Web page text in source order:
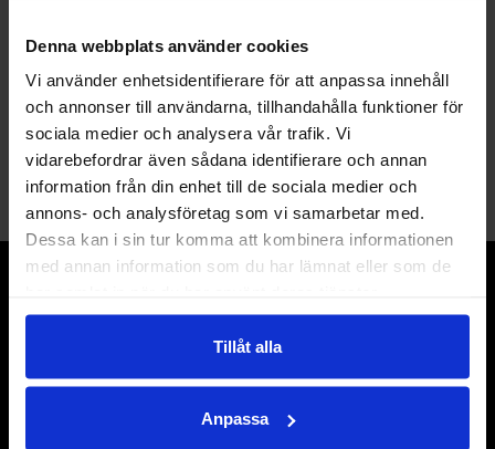
Denna webbplats använder cookies
Vi använder enhetsidentifierare för att anpassa innehåll
och annonser till användarna, tillhandahålla funktioner för
sociala medier och analysera vår trafik. Vi
vidarebefordrar även sådana identifierare och annan
information från din enhet till de sociala medier och
annons- och analysföretag som vi samarbetar med.
Dessa kan i sin tur komma att kombinera informationen
med annan information som du har lämnat eller som de
Tillåt alla
Anpassa
Jag godkännerintegritetspolicy.
Vi erbjuder måleritjänster och fönsterrenovering för
privatkunder i Stockholm. Vi tar oss an allt från små till
er att förbättra er fastighetsekonomi.